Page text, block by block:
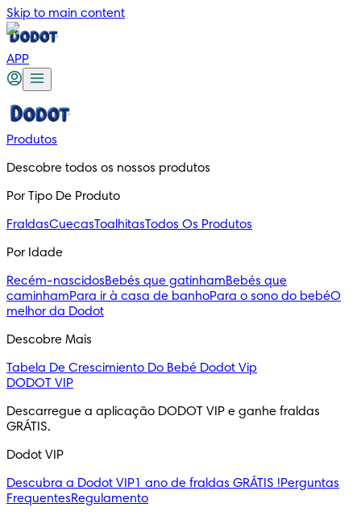
Skip to main content
APP
Produtos
Descobre todos os nossos produtos
Por Tipo De Produto
FraldasCuecasToalhitasTodos Os Produtos
Por Idade
Recém-nascidosBebés que gatinhamBebés que
caminhamPara ir à casa de banhoPara o sono do bebéO
melhor da Dodot
Descobre Mais
Tabela De Crescimiento Do Bebé Dodot Vip
DODOT VIP
Descarregue a aplicação DODOT VIP e ganhe fraldas
GRÁTIS.
Dodot VIP
Descubra a Dodot VIP1 ano de fraldas GRÁTIS !Perguntas
FrequentesRegulamento